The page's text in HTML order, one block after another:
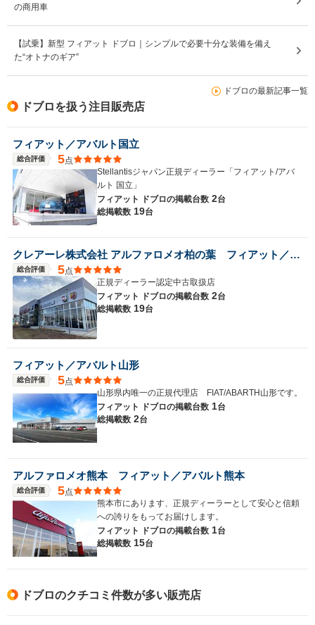
の商用車
【試乗】新型 フィアット ドブロ｜シンプルで必要十分な装備を備え
た“オトナのギア”
ドブロの最新記事一覧
ドブロを扱う注目販売店
フィアット／アバルト国立
総合評価 5点
Stellantisジャパン正規ディーラー「フィアット/アバ
ルト 国立」
フィアット ドブロの掲載台数 2台
総掲載数 19台
クレアーレ株式会社 アルファロメオ柏の葉 フィアット／アバルト柏の葉
総合評価 5点
正規ディーラー認定中古取扱店
フィアット ドブロの掲載台数 2台
総掲載数 19台
フィアット／アバルト山形
総合評価 5点
山形県内唯一の正規代理店 FIAT/ABARTH山形です。
フィアット ドブロの掲載台数 1台
総掲載数 2台
アルファロメオ熊本 フィアット／アバルト熊本
総合評価 5点
熊本市にあります、正規ディーラーとして安心と信頼
への誇りをもってお届けします。
フィアット ドブロの掲載台数 1台
総掲載数 15台
ドブロのクチコミ件数が多い販売店